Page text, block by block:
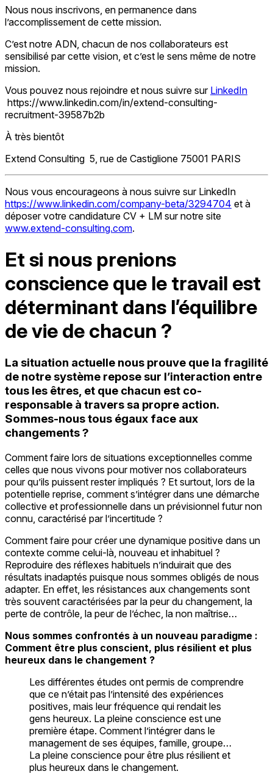
Nous nous inscrivons, en permanence dans
l’accomplissement de cette mission.
C’est notre ADN, chacun de nos collaborateurs est
sensibilisé par cette vision, et c’est le sens même de notre
mission.
Vous pouvez nous rejoindre et nous suivre sur LinkedIn
https://www.linkedin.com/in/extend-consulting-
recruitment-39587b2b
À très bientôt
Extend Consulting 5, rue de Castiglione 75001 PARIS
Nous vous encourageons à nous suivre sur LinkedIn
https://www.linkedin.com/company-beta/3294704 et à
déposer votre candidature CV + LM sur notre site
www.extend-consulting.com.
Et si nous prenions
conscience que le travail est
déterminant dans l’équilibre
de vie de chacun ?
La situation actuelle nous prouve que la fragilité
de notre système repose sur l’interaction entre
tous les êtres, et que chacun est co-
responsable à travers sa propre action.
Sommes-nous tous égaux face aux
changements ?
Comment faire lors de situations exceptionnelles comme
celles que nous vivons pour motiver nos collaborateurs
pour qu’ils puissent rester impliqués ? Et surtout, lors de la
potentielle reprise, comment s’intégrer dans une démarche
collective et professionnelle dans un prévisionnel futur non
connu, caractérisé par l’incertitude ?
Comment faire pour créer une dynamique positive dans un
contexte comme celui-là, nouveau et inhabituel ?
Reproduire des réflexes habituels n’induirait que des
résultats inadaptés puisque nous sommes obligés de nous
adapter. En effet, les résistances aux changements sont
très souvent caractérisées par la peur du changement, la
perte de contrôle, la peur de l’échec, la non maîtrise…
Nous sommes confrontés à un nouveau paradigme :
Comment être plus conscient, plus résilient et plus
heureux dans le changement ?
Les différentes études ont permis de comprendre
que ce n’était pas l’intensité des expériences
positives, mais leur fréquence qui rendait les
gens heureux. La pleine conscience est une
première étape. Comment l’intégrer dans le
management de ses équipes, famille, groupe…
La pleine conscience pour être plus résilient et
plus heureux dans le changement.